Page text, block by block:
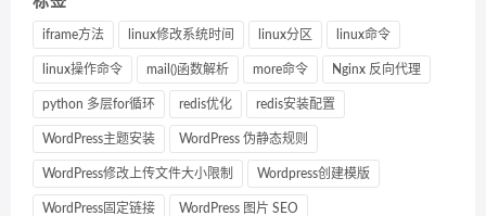
iframe方法 linux修改系统时间 linux分区 linux命令
linux操作命令 mail()函数解析 more命令 Nginx 反向代理
python 多层for循环 redis优化 redis安装配置
WordPress主题安装 WordPress 伪静态规则
WordPress修改上传文件大小限制 Wordpress创建模版
WordPress固定链接 WordPress 图片 SEO